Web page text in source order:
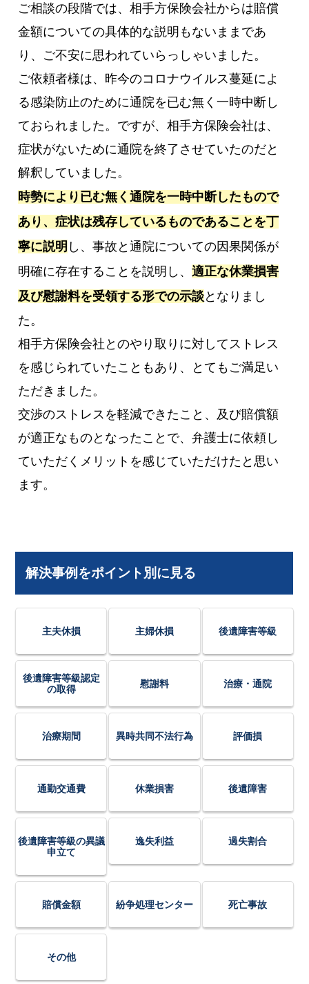
ご相談の段階では、相手方保険会社からは賠償
金額についての具体的な説明もないままであ
り、ご不安に思われていらっしゃいました。
ご依頼者様は、昨今のコロナウイルス蔓延によ
る感染防止のために通院を已む無く一時中断し
ておられました。ですが、相手方保険会社は、
症状がないために通院を終了させていたのだと
解釈していました。
時勢により已む無く通院を一時中断したもので
あり、症状は残存しているものであることを丁
寧に説明 し、事故と通院についての因果関係が
明確に存在することを説明し、適正な休業損害
及び慰謝料を受領する形での示談となりまし
た。
相手方保険会社とのやり取りに対してストレス
を感じられていたこともあり、とてもご満足い
ただきました。
交渉のストレスを軽減できたこと、及び賠償額
が適正なものとなったことで、弁護士に依頼し
ていただくメリットを感じていただけたと思い
ます。
解決事例をポイント別に見る
主夫休損 主婦休損 後遺障害等級
後遺障害等級認定
の取得
慰謝料 治療・通院
治療期間 異時共同不法行為 評価損
通勤交通費 休業損害 後遺障害
後遺障害等級の異議
申立て
逸失利益 過失割合
賠償金額 紛争処理センター 死亡事故
その他